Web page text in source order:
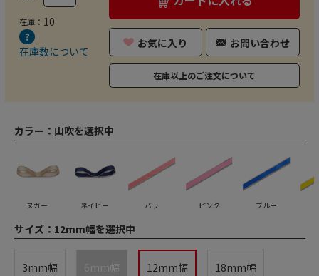
在庫： 10
在庫数について
お気に入り お問い合わせ
在庫以上のご注文について
カラー： 山吹を選択中
ヌガー ネイビー バラ ピンク ブルー
サイズ： 12mm幅を選択中
3mm幅 6mm幅 12mm幅 18mm幅